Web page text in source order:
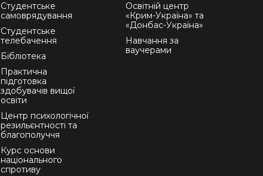
Студентське
самоврядування
Студентське
телебачення
Бібліотека
Практична
підготовка
здобувачів вищої
освіти
Центр психологічної
резильєнтності та
благополуччя
Курс основи
національного
спротиву
Освітній центр
«Крим-Україна» та
«Донбас-Україна»
Навчання за
ваучерами